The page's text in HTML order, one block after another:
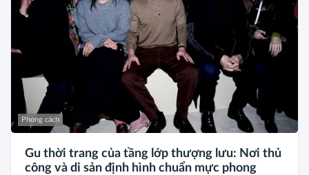
Phong cách
Gu thời trang của tầng lớp thượng lưu: Nơi thủ
công và di sản định hình chuẩn mực phong